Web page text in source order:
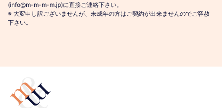
(info@m-m-m-m.jp)に直接ご連絡下さい。
※ 大変申し訳ございませんが、未成年の方はご契約が出来ませんのでご容赦
下さい。